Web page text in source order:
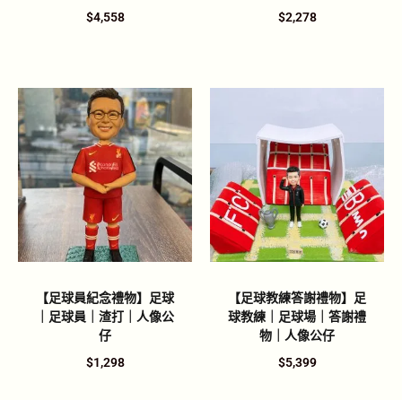
$4,558
$2,278
【足球員紀念禮物】足球
｜足球員｜渣打｜人像公
仔
$1,298
【足球教練答謝禮物】足
球教練｜足球場｜答謝禮
物｜人像公仔
$5,399